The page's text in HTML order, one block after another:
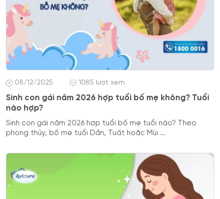
08/12/2025 1085 lượt xem
Sinh con gái năm 2026 hợp tuổi bố mẹ không? Tuổi
nào hợp?
Sinh con gái năm 2026 hợp tuổi bố mẹ tuổi nào? Theo
phong thủy, bố mẹ tuổi Dần, Tuất hoặc Mùi ...